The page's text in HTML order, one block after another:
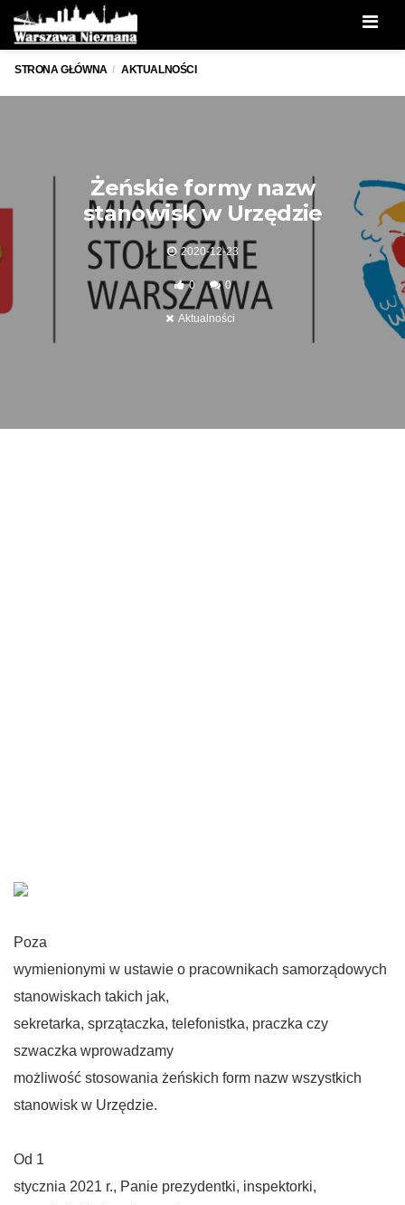
STRONA GŁÓWNA AKTUALNOŚCI
Żeńskie formy nazw
stanowisk w Urzędzie
2020-12-23
0 0
Aktualności
Poza
wymienionymi w ustawie o pracownikach samorządowych
stanowiskach takich jak,
sekretarka, sprzątaczka, telefonistka, praczka czy
szwaczka wprowadzamy
możliwość stosowania żeńskich form nazw wszystkich
stanowisk w Urzędzie.
Od 1
stycznia 2021 r., Panie prezydentki, inspektorki,